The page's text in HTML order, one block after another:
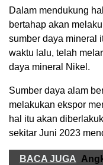
Dalam mendukung
bertahap akan
sumber daya mineral
waktu lalu, telah
daya mineral Nikel.
Sumber daya alam
melakukan ekspor
hal itu akan
sekitar Juni 2023
BACA JUGA